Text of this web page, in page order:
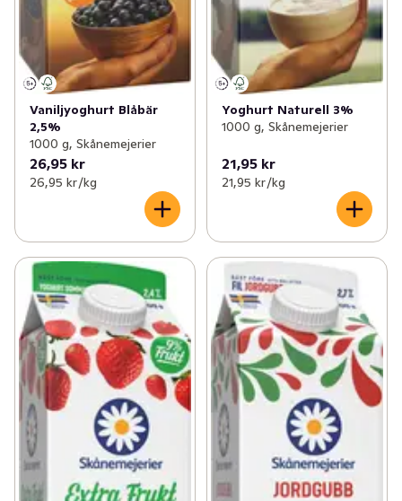
Vaniljyoghurt Blåbär
2,5%
1000 g, Skånemejerier
26,95 kr
26,95 kr /kg
Yoghurt Naturell 3%
1000 g, Skånemejerier
21,95 kr
21,95 kr /kg